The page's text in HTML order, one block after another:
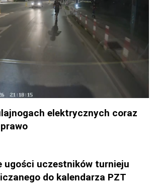
elektrycznych coraz
ugości uczestników turnieju
do kalendarza PZT